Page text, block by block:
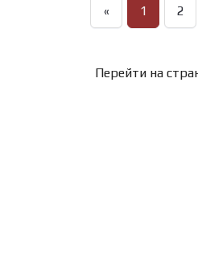
« 1 2
Перейти на